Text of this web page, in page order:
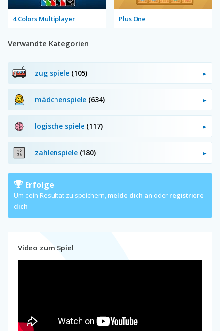
4 Colors Multiplayer Plus One
Verwandte Kategorien
zug spiele (105)
mädchenspiele (634)
logische spiele (117)
zahlenspiele (180)
Erfolge
Um dein Resultat zu speichern, melde dich an oder registriere
dich.
Video zum Spiel